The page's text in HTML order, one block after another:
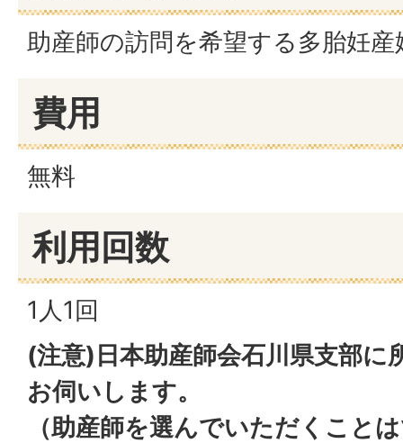
助産師の訪問を希望する多胎妊産
費用
無料
利用回数
1人1回
(注意)日本助産師会石川県支部に
お伺いします。
（助産師を選んでいただくこと